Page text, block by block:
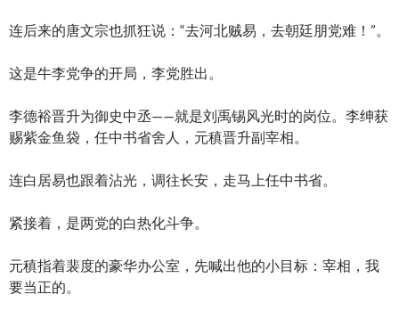
连后来的唐文宗也抓狂说：“去河北贼易，去朝廷朋党难！”。
这是牛李党争的开局，李党胜出。
李德裕晋升为御史中丞——就是刘禹锡风光时的岗位。李绅获
赐紫金鱼袋，任中书省舍人，元稹晋升副宰相。
连白居易也跟着沾光，调往长安，走马上任中书省。
紧接着，是两党的白热化斗争。
元稹指着裴度的豪华办公室，先喊出他的小目标：宰相，我
要当正的。